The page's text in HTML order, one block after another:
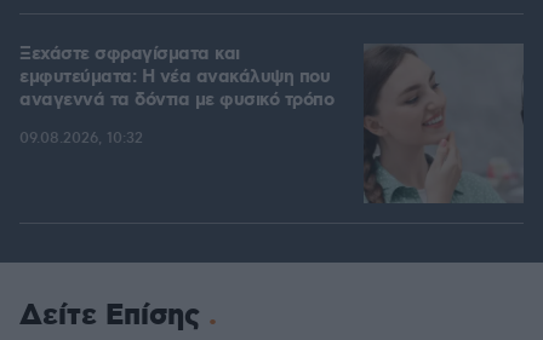
Ξεχάστε σφραγίσματα και
εμφυτεύματα: Η νέα ανακάλυψη που
αναγεννά τα δόντια με φυσικό τρόπο
09.08.2026, 10:32
Δείτε Επίσης